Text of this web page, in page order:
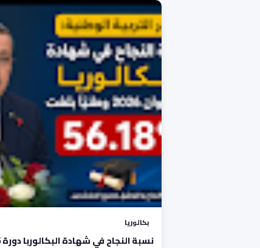
بكالوريا
نسبة النجاح في شهادة البكالوربا دورة 2026